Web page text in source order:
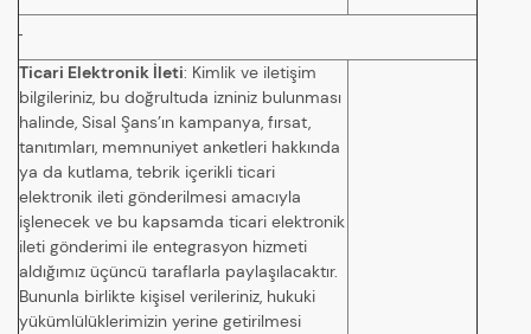
Ticari Elektronik İleti: Kimlik ve iletişim
bilgileriniz, bu doğrultuda izniniz bulunması
halinde, Sisal Şans’ın kampanya, fırsat,
tanıtımları, memnuniyet anketleri hakkında
ya da kutlama, tebrik içerikli ticari
elektronik ileti gönderilmesi amacıyla
işlenecek ve bu kapsamda ticari elektronik
ileti gönderimi ile entegrasyon hizmeti
aldığımız üçüncü taraflarla paylaşılacaktır.
Bununla birlikte kişisel verileriniz, hukuki
yükümlülüklerimizin yerine getirilmesi